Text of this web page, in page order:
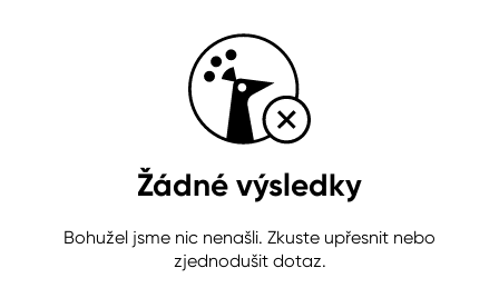
Žádné výsledky
Bohužel jsme nic nenašli. Zkuste upřesnit nebo
zjednodušit dotaz.